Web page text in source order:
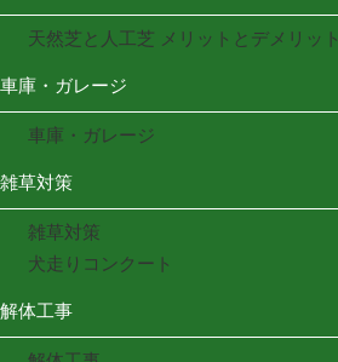
天然芝と人工芝 メリットとデメリット
車庫・ガレージ
車庫・ガレージ
雑草対策
雑草対策
犬走りコンクート
解体工事